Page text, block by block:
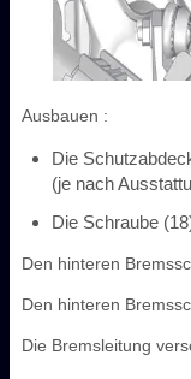
Ausbauen :
Die
(je nach
Die Schraube
Den hinteren
Den hinteren
Die Bremsleitung